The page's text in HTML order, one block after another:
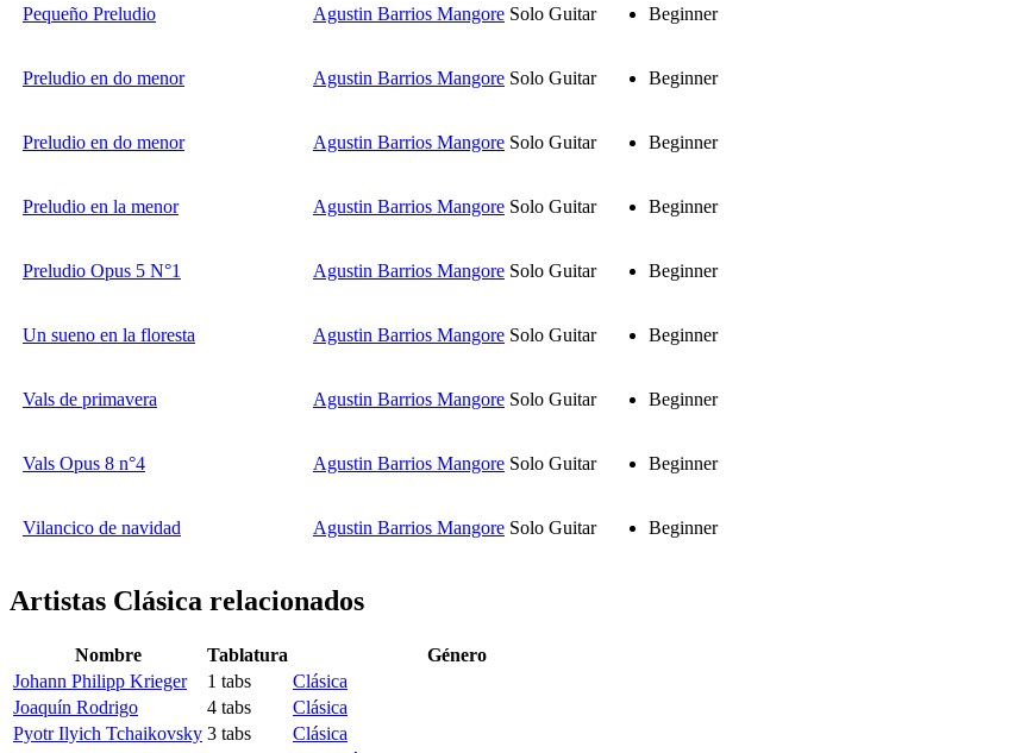
Pequeño Preludio Agustin Barrios Mangore Solo Guitar Beginner
Preludio en do menor Agustin Barrios Mangore Solo Guitar Beginner
Preludio en do menor Agustin Barrios Mangore Solo Guitar Beginner
Preludio en la menor Agustin Barrios Mangore Solo Guitar Beginner
Preludio Opus 5 N°1 Agustin Barrios Mangore Solo Guitar Beginner
Un sueno en la floresta Agustin Barrios Mangore Solo Guitar Beginner
Vals de primavera Agustin Barrios Mangore Solo Guitar Beginner
Vals Opus 8 n°4 Agustin Barrios Mangore Solo Guitar Beginner
Vilancico de navidad Agustin Barrios Mangore Solo Guitar Beginner
Artistas Clásica relacionados
Nombre Tablatura
Género
Johann Philipp Krieger
1 tabs
Clásica
Joaquín Rodrigo
4 tabs
Clásica
Pyotr Ilyich Tchaikovsky 3 tabs
Clásica